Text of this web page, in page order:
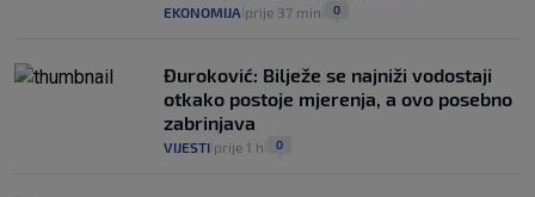
EKONOMIJA prije 37 min 0
Đuroković: Bilježe se najniži vodostaji
otkako postoje mjerenja, a ovo posebno
zabrinjava
VIJESTI prije 1 h 0